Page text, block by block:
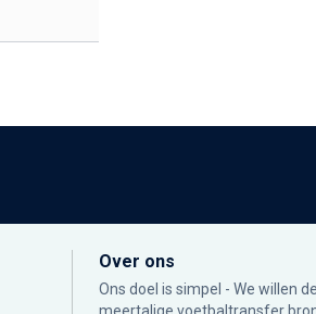
Over ons
Ons doel is simpel - We willen